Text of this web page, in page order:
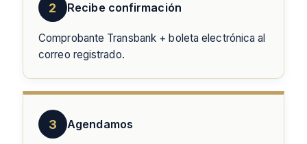
2 Recibe confirmación
Comprobante Transbank + boleta electrónica al
correo registrado.
3 Agendamos